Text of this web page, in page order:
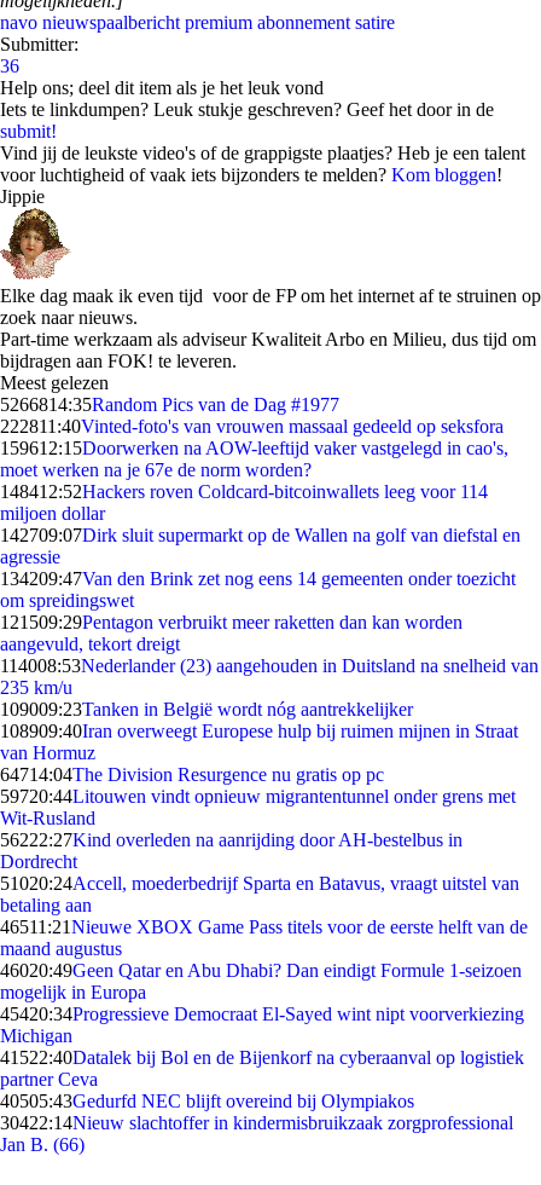
navo nieuwspaalbericht premium abonnement satire
Submitter:
36
Help ons; deel dit item als je het leuk vond
Iets te linkdumpen? Leuk stukje geschreven? Geef het door in de
submit!
Vind jij de leukste video's of de grappigste plaatjes? Heb je een talent
voor luchtigheid of vaak iets bijzonders te melden? Kom bloggen!
Jippie
Elke dag maak ik even tijd voor de FP om het internet af te struinen op
zoek naar nieuws.
Part-time werkzaam als adviseur Kwaliteit Arbo en Milieu, dus tijd om
bijdragen aan FOK! te leveren.
Meest gelezen
5266814:35Random Pics van de Dag #1977
222811:40Vinted-foto's van vrouwen massaal gedeeld op seksfora
159612:15Doorwerken na AOW-leeftijd vaker vastgelegd in cao's,
moet werken na je 67e de norm worden?
148412:52Hackers roven Coldcard-bitcoinwallets leeg voor 114
miljoen dollar
142709:07Dirk sluit supermarkt op de Wallen na golf van diefstal en
agressie
134209:47Van den Brink zet nog eens 14 gemeenten onder toezicht
om spreidingswet
121509:29Pentagon verbruikt meer raketten dan kan worden
aangevuld, tekort dreigt
114008:53Nederlander (23) aangehouden in Duitsland na snelheid van
235 km/u
109009:23Tanken in België wordt nóg aantrekkelijker
108909:40Iran overweegt Europese hulp bij ruimen mijnen in Straat
van Hormuz
64714:04The Division Resurgence nu gratis op pc
59720:44Litouwen vindt opnieuw migrantentunnel onder grens met
Wit-Rusland
56222:27Kind overleden na aanrijding door AH-bestelbus in
Dordrecht
51020:24Accell, moederbedrijf Sparta en Batavus, vraagt uitstel van
betaling aan
46511:21Nieuwe XBOX Game Pass titels voor de eerste helft van de
maand augustus
46020:49Geen Qatar en Abu Dhabi? Dan eindigt Formule 1-seizoen
mogelijk in Europa
45420:34Progressieve Democraat El-Sayed wint nipt voorverkiezing
Michigan
41522:40Datalek bij Bol en de Bijenkorf na cyberaanval op logistiek
partner Ceva
40505:43Gedurfd NEC blijft overeind bij Olympiakos
30422:14Nieuw slachtoffer in kindermisbruikzaak zorgprofessional
Jan B. (66)